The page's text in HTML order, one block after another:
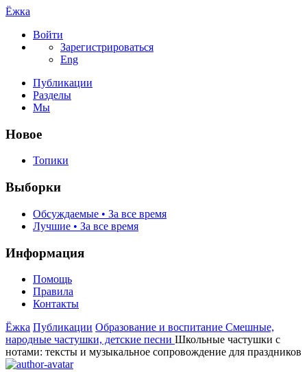
Ёжка
Войти
Зарегистрироваться
Eng
Публикации
Разделы
Мы
Новое
Топики
Выборки
Обсуждаемые • За все время
Лучшие • За все время
Информация
Помощь
Правила
Контакты
Ёжка Публикации Образование и воспитание Смешные,
народные частушки, детские песни Школьные частушки с
нотами: тексты и музыкальное сопровождение для праздников